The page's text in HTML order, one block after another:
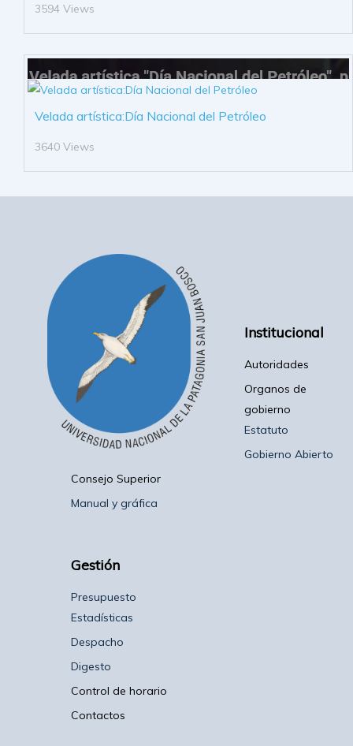
3594 Views
Velada artística:Día Nacional del Petróleo
3640 Views
Institucional
Autoridades
Organos de
gobierno
Estatuto
Gobierno Abierto
Consejo Superior
Manual y gráfica
Gestión
Presupuesto
Estadísticas
Despacho
Digesto
Control de horario
Contactos